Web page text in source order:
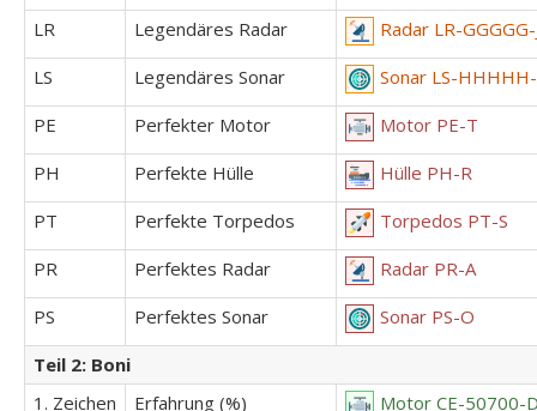
LR
Legendäres Radar
Radar LR-GGGGG-
LS
Legendäres Sonar
Sonar LS-
PE
Perfekter Motor
Motor PE-T
PH
Perfekte Hülle
Hülle PH-R
PT
Perfekte Torpedos
Torpedos PT-S
PR
Perfektes Radar
Radar PR-A
PS
Perfektes Sonar
Sonar PS-O
Teil 2: Boni
1. Zeichen
Erfahrung (%)
Motor CE-50700-